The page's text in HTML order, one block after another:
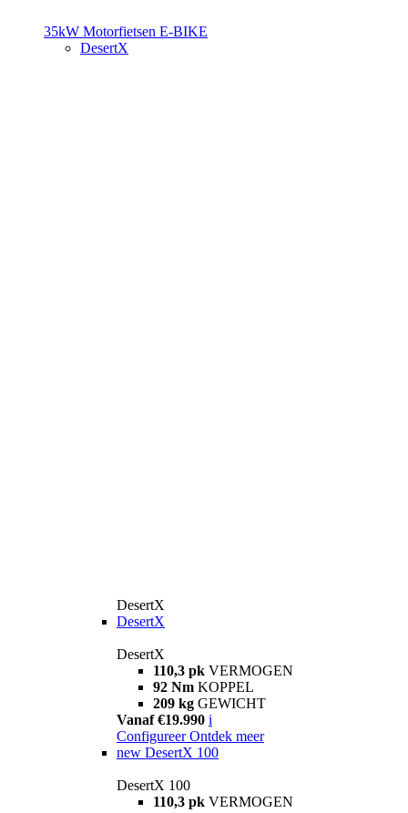
35kW Motorfietsen E-BIKE
DesertX
DesertX
DesertX
DesertX
110,3 pk VERMOGEN
92 Nm KOPPEL
209 kg GEWICHT
Vanaf €19.990 i
Configureer Ontdek meer
new DesertX 100
DesertX 100
110,3 pk VERMOGEN